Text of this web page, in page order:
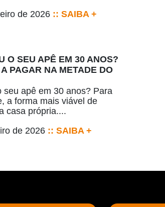
de 2026:: SAIBA +
O SEU APÊ EM 30 ANOS?
PAGAR NA METADE DO
seu apê em 30 anos? Para
a forma mais viável de
casa própria....
de 2026:: SAIBA +